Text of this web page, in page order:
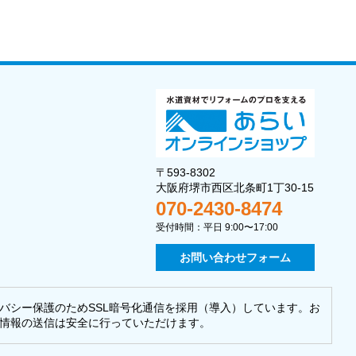
〒593-8302
大阪府堺市西区北条町1丁30-15
070-2430-8474
受付時間：平日 9:00〜17:00
お問い合わせフォーム
シー保護のためSSL暗号化通信を採用（導入）しています。お
報の送信は安全に行っていただけます。